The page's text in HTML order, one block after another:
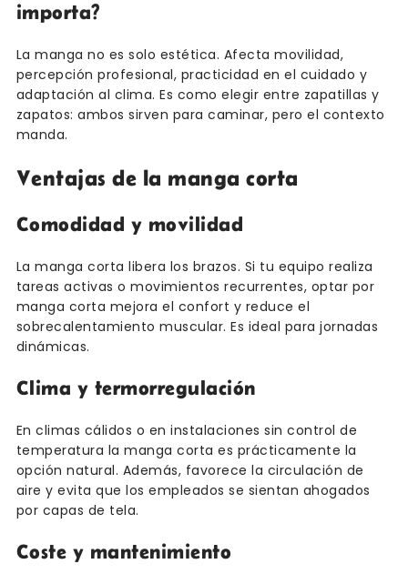
importa?
La manga no es solo estética. Afecta movilidad,
percepción profesional, practicidad en el cuidado y
adaptación al clima. Es como elegir entre zapatillas y
zapatos: ambos sirven para caminar, pero el contexto
manda.
Ventajas de la manga corta
Comodidad y movilidad
La manga corta libera los brazos. Si tu equipo realiza
tareas activas o movimientos recurrentes, optar por
manga corta mejora el confort y reduce el
sobrecalentamiento muscular. Es ideal para jornadas
dinámicas.
Clima y termorregulación
En climas cálidos o en instalaciones sin control de
temperatura la manga corta es prácticamente la
opción natural. Además, favorece la circulación de
aire y evita que los empleados se sientan ahogados
por capas de tela.
Coste y mantenimiento